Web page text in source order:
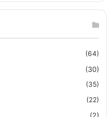
(64)
(30)
(35)
(22)
(2)